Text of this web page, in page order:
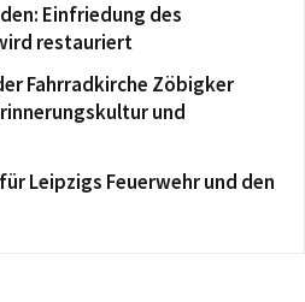
Einfriedung des
restauriert
Fahrradkirche Zöbigker
und
Leipzigs Feuerwehr und den